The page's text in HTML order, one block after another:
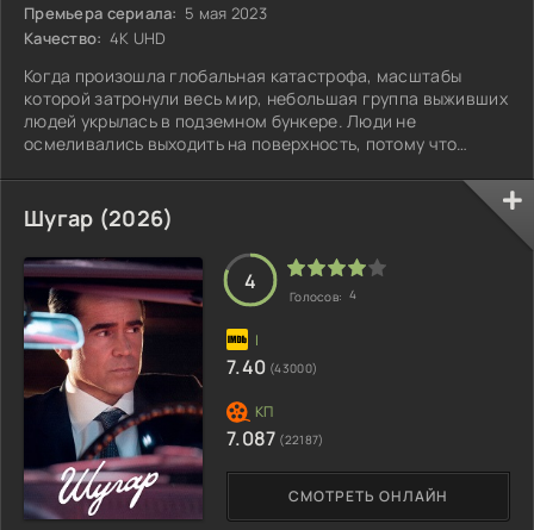
Премьера сериала: 5 мая 2023
Качество: 4K UHD
Когда произошла глобальная катастрофа, масштабы
которой затронули весь мир, небольшая группа выживших
людей укрылась в подземном бункере. Люди не
осмеливались выходить на поверхность, потому что
Шугар (2026)
СМОТРЕТЬ ОНЛАЙН
4
Голосов: 4
7.40 (43000)
7.087 (22187)